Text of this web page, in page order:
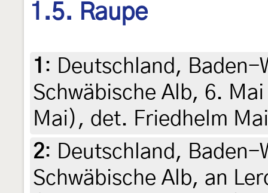
1.5. Raupe
1 : Deutschland, Baden-
Schwäbische Alb, 6.
Mai), det. Friedhelm Mai
2: Deutschland, Baden-
Schwäbische Alb, an